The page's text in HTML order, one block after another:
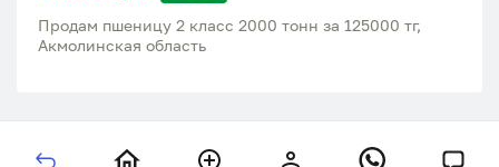
Продам пшеницу 2 класс 2000 тонн за 125000 тг,
Акмолинская область